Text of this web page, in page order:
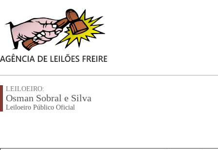
LEILOEIRO:
Osman Sobral e Silva
Leiloeiro Público Oficial